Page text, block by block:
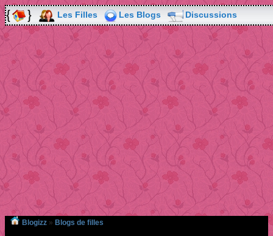
Les Filles Les Blogs Discussions
Blogizz » Blogs de filles